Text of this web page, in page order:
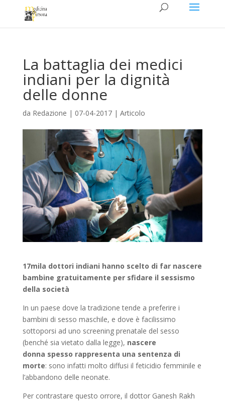
La battaglia dei medici
indiani per la dignità
delle donne
da Redazione | 07-04-2017| Articolo
17mila dottori indiani hanno scelto di far nascere
bambine gratuitamente per sfidare il sessismo
della società
In un paese dove la tradizione tende a preferire i
bambini di sesso maschile, e dove è facilissimo
sottoporsi ad uno screening prenatale del sesso
(benché sia vietato dalla legge), nascere
donna spesso rappresenta una sentenza di
morte: sono infatti molto diffusi il feticidio femminile e
l’abbandono delle neonate.
Per contrastare questo orrore, il dottor Ganesh Rakh